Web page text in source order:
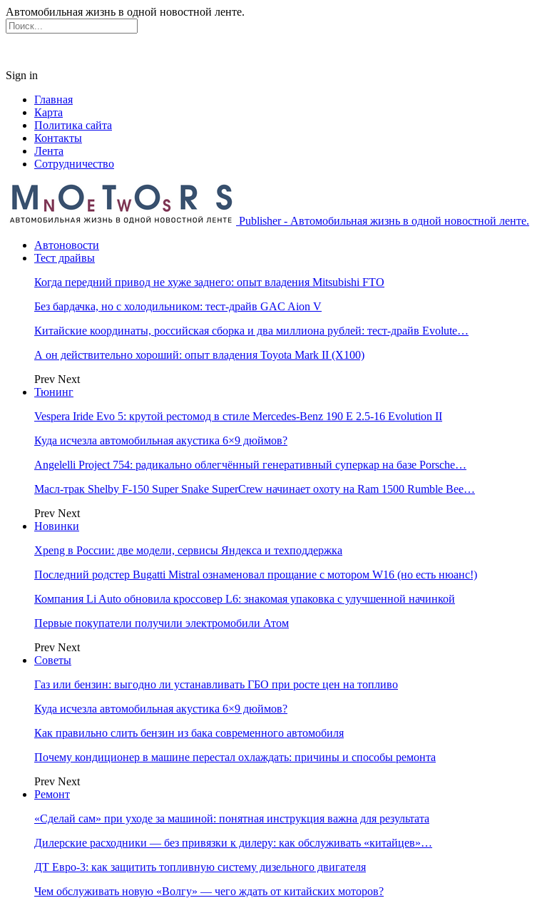
Автомобильная жизнь в одной новостной ленте.
Sign in
Главная
Карта
Политика сайта
Контакты
Лента
Сотрудничество
Publisher - Автомобильная жизнь в одной новостной ленте.
Автоновости
Тест драйвы
Когда передний привод не хуже заднего: опыт владения Mitsubishi FTO
Без бардачка, но с холодильником: тест-драйв GAC Aion V
Китайские координаты, российская сборка и два миллиона рублей: тест-драйв Evolute…
А он действительно хороший: опыт владения Toyota Mark II (Х100)
Prev Next
Тюнинг
Vespera Iride Evo 5: крутой рестомод в стиле Mercedes-Benz 190 E 2.5-16 Evolution II
Куда исчезла автомобильная акустика 6×9 дюймов?
Angelelli Project 754: радикально облегчённый генеративный суперкар на базе Porsche…
Масл-трак Shelby F-150 Super Snake SuperCrew начинает охоту на Ram 1500 Rumble Bee…
Prev Next
Новинки
Xpeng в России: две модели, сервисы Яндекса и техподдержка
Последний родстер Bugatti Mistral ознаменовал прощание с мотором W16 (но есть нюанс!)
Компания Li Auto обновила кроссовер L6: знакомая упаковка с улучшенной начинкой
Первые покупатели получили электромобили Атом
Prev Next
Советы
Газ или бензин: выгодно ли устанавливать ГБО при росте цен на топливо
Куда исчезла автомобильная акустика 6×9 дюймов?
Как правильно слить бензин из бака современного автомобиля
Почему кондиционер в машине перестал охлаждать: причины и способы ремонта
Prev Next
Ремонт
«Сделай сам» при уходе за машиной: понятная инструкция важна для результата
Дилерские расходники — без привязки к дилеру: как обслуживать «китайцев»…
ДТ Евро-3: как защитить топливную систему дизельного двигателя
Чем обслуживать новую «Волгу» — чего ждать от китайских моторов?